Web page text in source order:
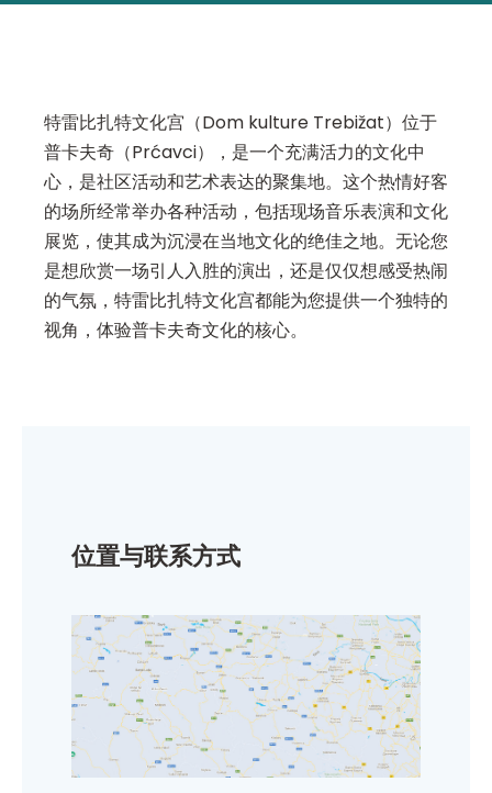
特雷比扎特文化宫（Dom kulture Trebižat）位于
普卡夫奇（Prćavci），是一个充满活力的文化中
心，是社区活动和艺术表达的聚集地。这个热情好客
的场所经常举办各种活动，包括现场音乐表演和文化
展览，使其成为沉浸在当地文化的绝佳之地。无论您
是想欣赏一场引人入胜的演出，还是仅仅想感受热闹
的气氛，特雷比扎特文化宫都能为您提供一个独特的
视角，体验普卡夫奇文化的核心。
位置与联系方式